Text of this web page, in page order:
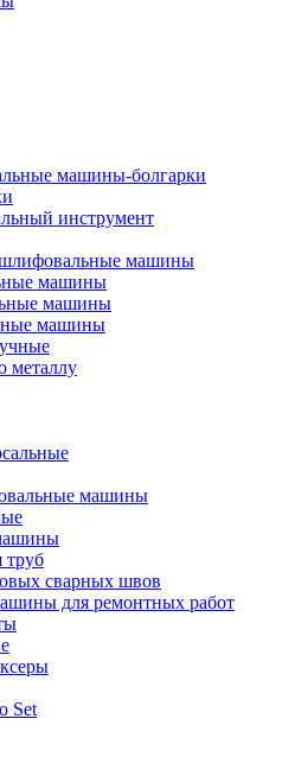
машины-болгарки
инструмент
машины
машины
машины
машины
металлу
машины
труб
сварных швов
для ремонтных работ
Set